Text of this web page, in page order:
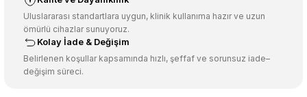
Ürün fiyatı diğer sitelerden daha pahalı.
Bu ürüne benzer farklı alternatifler olmalı.
Uluslararası standartlara uygun, klinik kullanıma hazır ve uzun
ömürlü cihazlar sunuyoruz.
Kolay İade & Değişim
Belirlenen koşullar kapsamında hızlı, şeffaf ve sorunsuz iade–
değişim süreci.